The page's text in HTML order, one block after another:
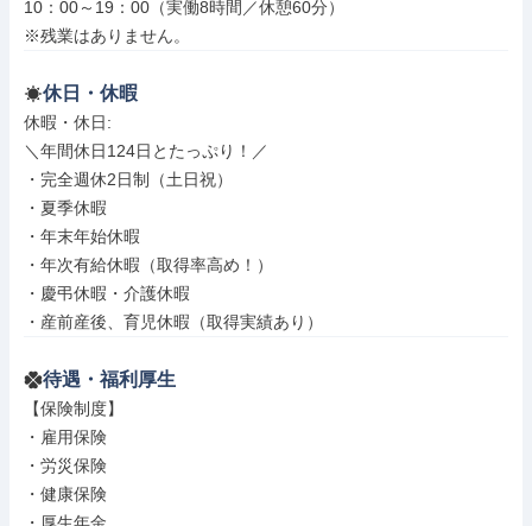
10：00～19：00（実働8時間／休憩60分）
※残業はありません。
休日・休暇
休暇・休日:
＼年間休日124日とたっぷり！／
・完全週休2日制（土日祝）
・夏季休暇
・年末年始休暇
・年次有給休暇（取得率高め！）
・慶弔休暇・介護休暇
・産前産後、育児休暇（取得実績あり）
待遇・福利厚生
【保険制度】
・雇用保険
・労災保険
・健康保険